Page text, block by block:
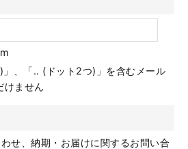
、「.. (ドット2つ)」を含むメール
けません
せ、納期・お届けに関するお問い合